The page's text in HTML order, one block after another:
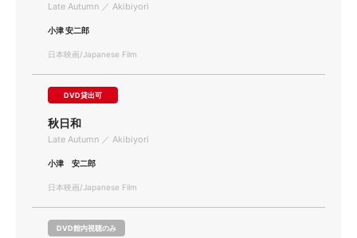
Late Autumn ／ Akibiyori
小津 安二郎
日本映画/Japanese Film
DVD貸出可
秋日和
Late Autumn ／ Akibiyori
小津 安二郎
日本映画/Japanese Film
DVD館内視聴のみ